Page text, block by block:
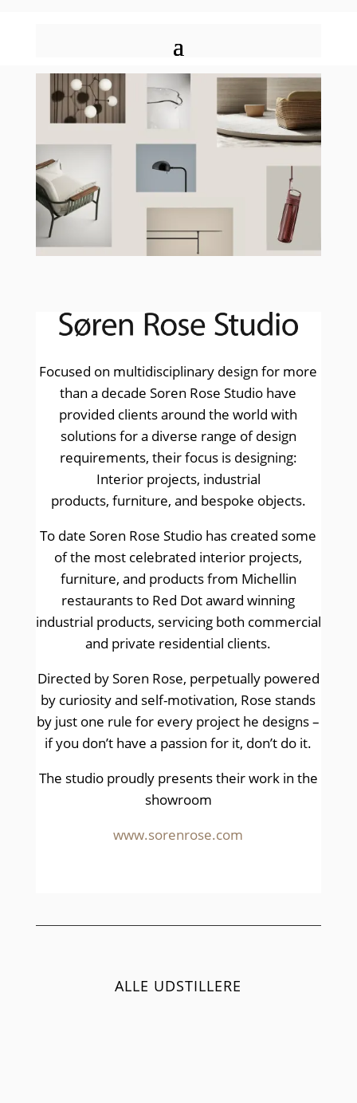
Focused on multidisciplinary design for more
than a decade Soren Rose Studio have
provided clients around the world with
solutions for a diverse range of design
requirements, their focus is designing:
Interior projects, industrial
products, furniture, and bespoke objects.
To date Soren Rose Studio has created some
of the most celebrated interior projects,
furniture, and products from Michellin
restaurants to Red Dot award winning
industrial products, servicing both commercial
and private residential clients.
Directed by Soren Rose, perpetually powered
by curiosity and self-motivation, Rose stands
by just one rule for every project he designs –
if you don’t have a passion for it, don’t do it.
The studio proudly presents their work in the
showroom
www.sorenrose.com
ALLE UDSTILLERE